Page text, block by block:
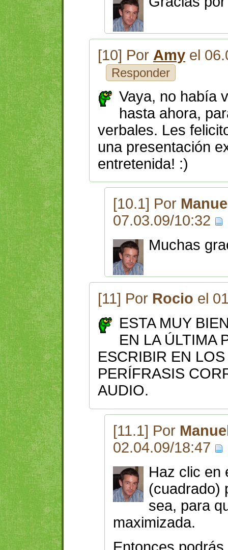
[10] Por Amy el
Responder
Vaya, no había
hasta ahora,
verbales. Les
una presentación
entretenida! :)
[10.1] Por
07.03.09/10:32
Muchas
[11] Por Rocio el
ESTA MUY
EN LA ÚLTIMA
ESCRIBIR EN
PERÍFRASIS
AUDIO.
[11.1] Por
02.04.09/18:47
Haz clic en
(cuadrado)
sea, para
maximizada.
Entonces